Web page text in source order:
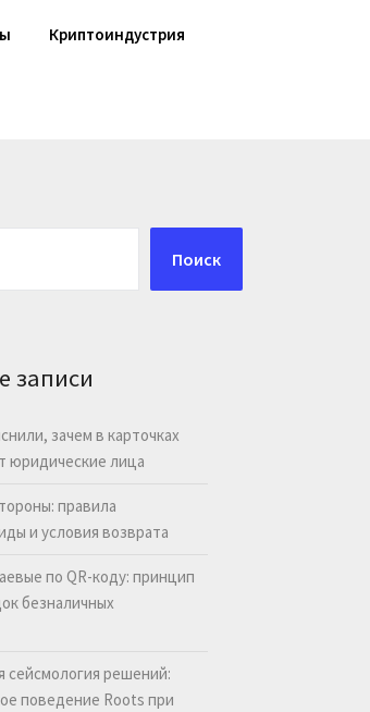
Криптоиндустрия
Поиск
записи
зачем в карточках
юридические лица
правила
и условия возврата
по QR-коду: принцип
безналичных
сейсмология решений:
поведение Roots при